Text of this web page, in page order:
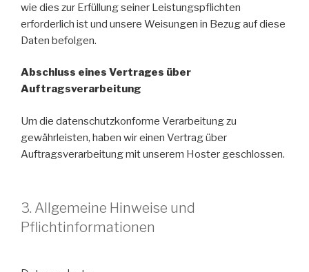
wie dies zur Erfüllung seiner Leistungspflichten
erforderlich ist und unsere Weisungen in Bezug auf diese
Daten befolgen.
Abschluss eines Vertrages über
Auftragsverarbeitung
Um die datenschutzkonforme Verarbeitung zu
gewährleisten, haben wir einen Vertrag über
Auftragsverarbeitung mit unserem Hoster geschlossen.
3. Allgemeine Hinweise und
Pflichtinformationen